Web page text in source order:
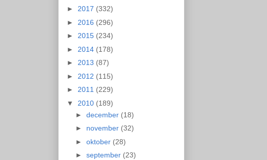
► 2017 (332)
► 2016 (296)
► 2015 (234)
► 2014 (178)
► 2013 (87)
► 2012 (115)
► 2011 (229)
▼ 2010 (189)
► december (18)
► november (32)
► oktober (28)
► september (23)